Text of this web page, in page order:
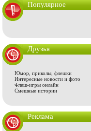
Популярное
Друзья
Юмор, приколы, флешки
Интересные новости и фото
Флеш-игры онлайн
Смешные истории
Реклама